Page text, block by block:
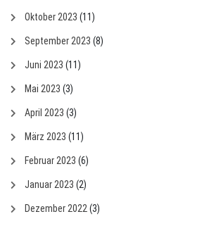
Oktober 2023 (11)
September 2023 (8)
Juni 2023 (11)
Mai 2023 (3)
April 2023 (3)
März 2023 (11)
Februar 2023 (6)
Januar 2023 (2)
Dezember 2022(3)